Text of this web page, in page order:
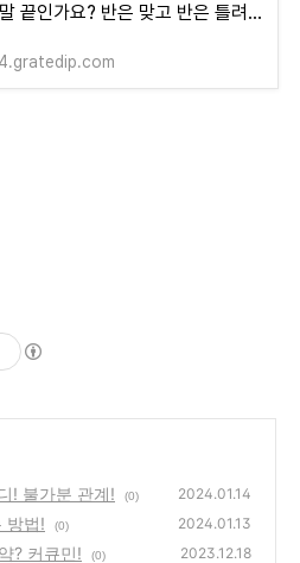
간경변, 정말 끝인가요? 반은 맞고 반은 틀려요!
! 불가분 관계! (0) 2024.01.14
방법! (0) 2024.01.13
? 커큐민! (0) 2023.12.18